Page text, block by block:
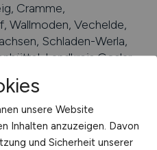
Cramme,
Wallmoden, Vechelde,
Schladen-Werla,
Landkreis Goslar
Ostfalia Hochschule
unsere Website
Inhalten anzuzeigen. Davon
und Sicherheit unserer